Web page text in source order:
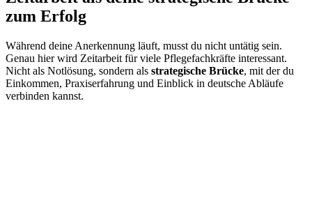
zum Erfolg
Während deine Anerkennung läuft, musst du nicht untätig sein.
Genau hier wird Zeitarbeit für viele Pflegefachkräfte interessant.
Nicht als Notlösung, sondern als strategische Brücke, mit der du
Einkommen, Praxiserfahrung und Einblick in deutsche Abläufe
verbinden kannst.